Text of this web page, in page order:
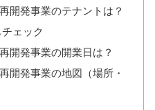
開発事業のテナントは？
ェック
開発事業の開業日は？
開発事業の地図（場所・